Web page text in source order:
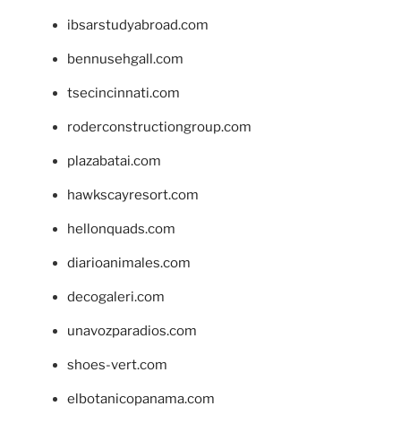
ibsarstudyabroad.com
bennusehgall.com
tsecincinnati.com
roderconstructiongroup.com
plazabatai.com
hawkscayresort.com
hellonquads.com
diarioanimales.com
decogaleri.com
unavozparadios.com
shoes-vert.com
elbotanicopanama.com